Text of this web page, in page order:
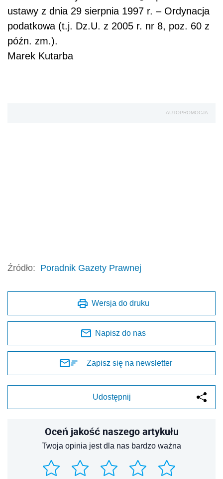
ustawy z dnia 29 sierpnia 1997 r. – Ordynacja
podatkowa (t.j. Dz.U. z 2005 r. nr 8, poz. 60 z
późn. zm.).
Marek Kutarba
AUTOPROMOCJA
Źródło: Poradnik Gazety Prawnej
Wersja do druku
Napisz do nas
Zapisz się na newsletter
Udostępnij
Oceń jakość naszego artykułu
Twoja opinia jest dla nas bardzo ważna